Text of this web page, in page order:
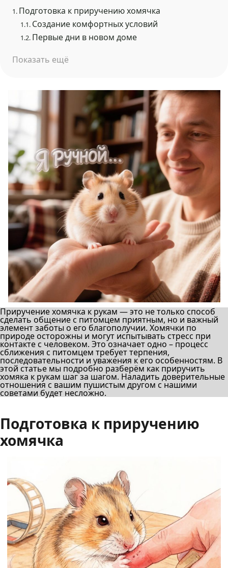
1. Подготовка к приручению хомячка
1.1. Создание комфортных условий
1.2. Первые дни в новом доме
Показать ещё
Приручение хомячка к рукам — это не только способ
сделать общение с питомцем приятным, но и важный
элемент заботы о его благополучии. Хомячки по
природе осторожны и могут испытывать стресс при
контакте с человеком. Это означает одно – процесс
сближения с питомцем требует терпения,
последовательности и уважения к его особенностям. В
этой статье мы подробно разберём как приручить
хомяка к рукам шаг за шагом. Наладить доверительные
отношения с вашим пушистым другом с нашими
советами будет несложно.
Подготовка к приручению
хомячка